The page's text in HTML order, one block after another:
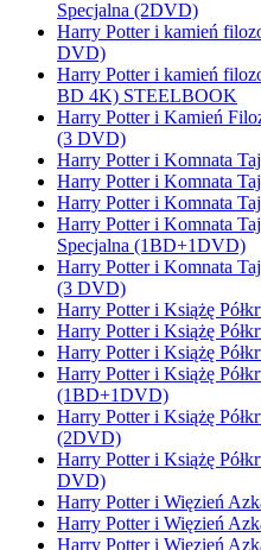
Specjalna (2DVD)
Harry Potter i kamień
DVD)
Harry Potter i kamień
BD 4K) STEELBOOK
Harry Potter i Kamień
(3 DVD)
Harry Potter i Komnata
Harry Potter i Komnata
Harry Potter i Komnata
Harry Potter i Komnata
Specjalna (1BD+1DVD)
Harry Potter i Komnata
(3 DVD)
Harry Potter i Książę
Harry Potter i Książę
Harry Potter i Książę
Harry Potter i Książę
(1BD+1DVD)
Harry Potter i Książę
(2DVD)
Harry Potter i Książę
DVD)
Harry Potter i Więzień
Harry Potter i Więzień
Harry Potter i Więzień